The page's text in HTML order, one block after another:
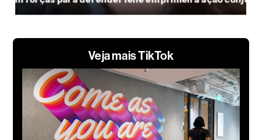
Veja mais TikTok